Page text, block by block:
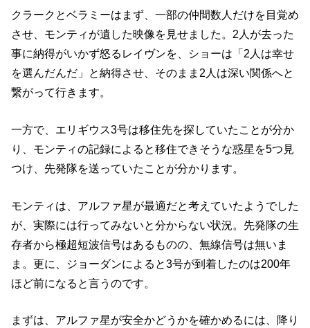
クラークとベラミーはまず、一部の仲間数人だけを目覚め
させ、モンティが遺した映像を見せました。2人が去った
事に納得がいかず怒るレイヴンを、ショーは「2人は幸せ
を選んだんだ」と納得させ、そのまま2人は深い関係へと
繋がって行きます。
一方で、エリギウス3号は移住先を探していたことが分か
り、モンティの記録によると移住できそうな惑星を5つ見
つけ、先発隊を送っていたことが分かります。
モンティは、アルファ星が最適だと考えていたようでした
が、実際には行ってみないと分からない状況。先発隊の生
存者から極超短波信号はあるものの、無線信号は無いま
ま。更に、ジョーダンによると3号が到着したのは200年
ほど前になると言うのです。
まずは、アルファ星が安全かどうかを確かめるには、降り